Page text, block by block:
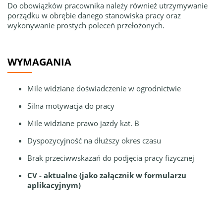
Do obowiązków pracownika należy również utrzymywanie
porządku w obrębie danego stanowiska pracy oraz
wykonywanie prostych poleceń przełożonych.
WYMAGANIA
Mile widziane doświadczenie w ogrodnictwie
Silna motywacja do pracy
Mile widziane prawo jazdy kat. B
Dyspozycyjność na dłuższy okres czasu
Brak przeciwwskazań do podjęcia pracy fizycznej
CV - aktualne (jako załącznik w formularzu
aplikacyjnym)